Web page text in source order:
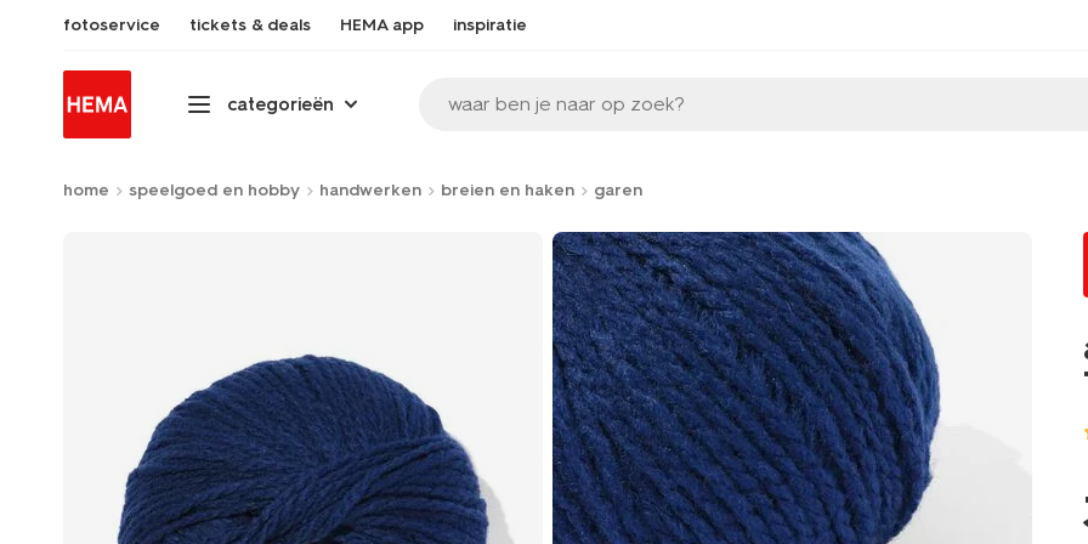
fotoservice tickets & deals HEMA app inspiratie
categorieën waar ben je naar op zoek?
home speelgoed en hobby handwerken breien en haken garen